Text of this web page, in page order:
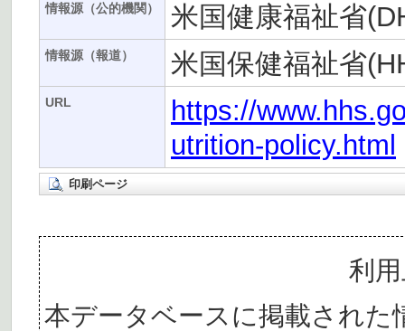
情報源（公的機関） 米国健康福祉省
情報源（報道） 米国保健福祉省
URL
https://
utrition-policy.html
印刷ページ
利
本データベースに掲載された